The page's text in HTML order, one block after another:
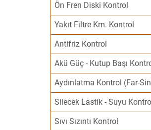
Ön Fren Diski Kontrol
Yakıt Filtre Km. Kontrol
Antifriz Kontrol
Akü Güç - Kutup Başı
Aydınlatma Kontrol (Far-
Silecek Lastik - Suyu
Sıvı Sızıntı Kontrol